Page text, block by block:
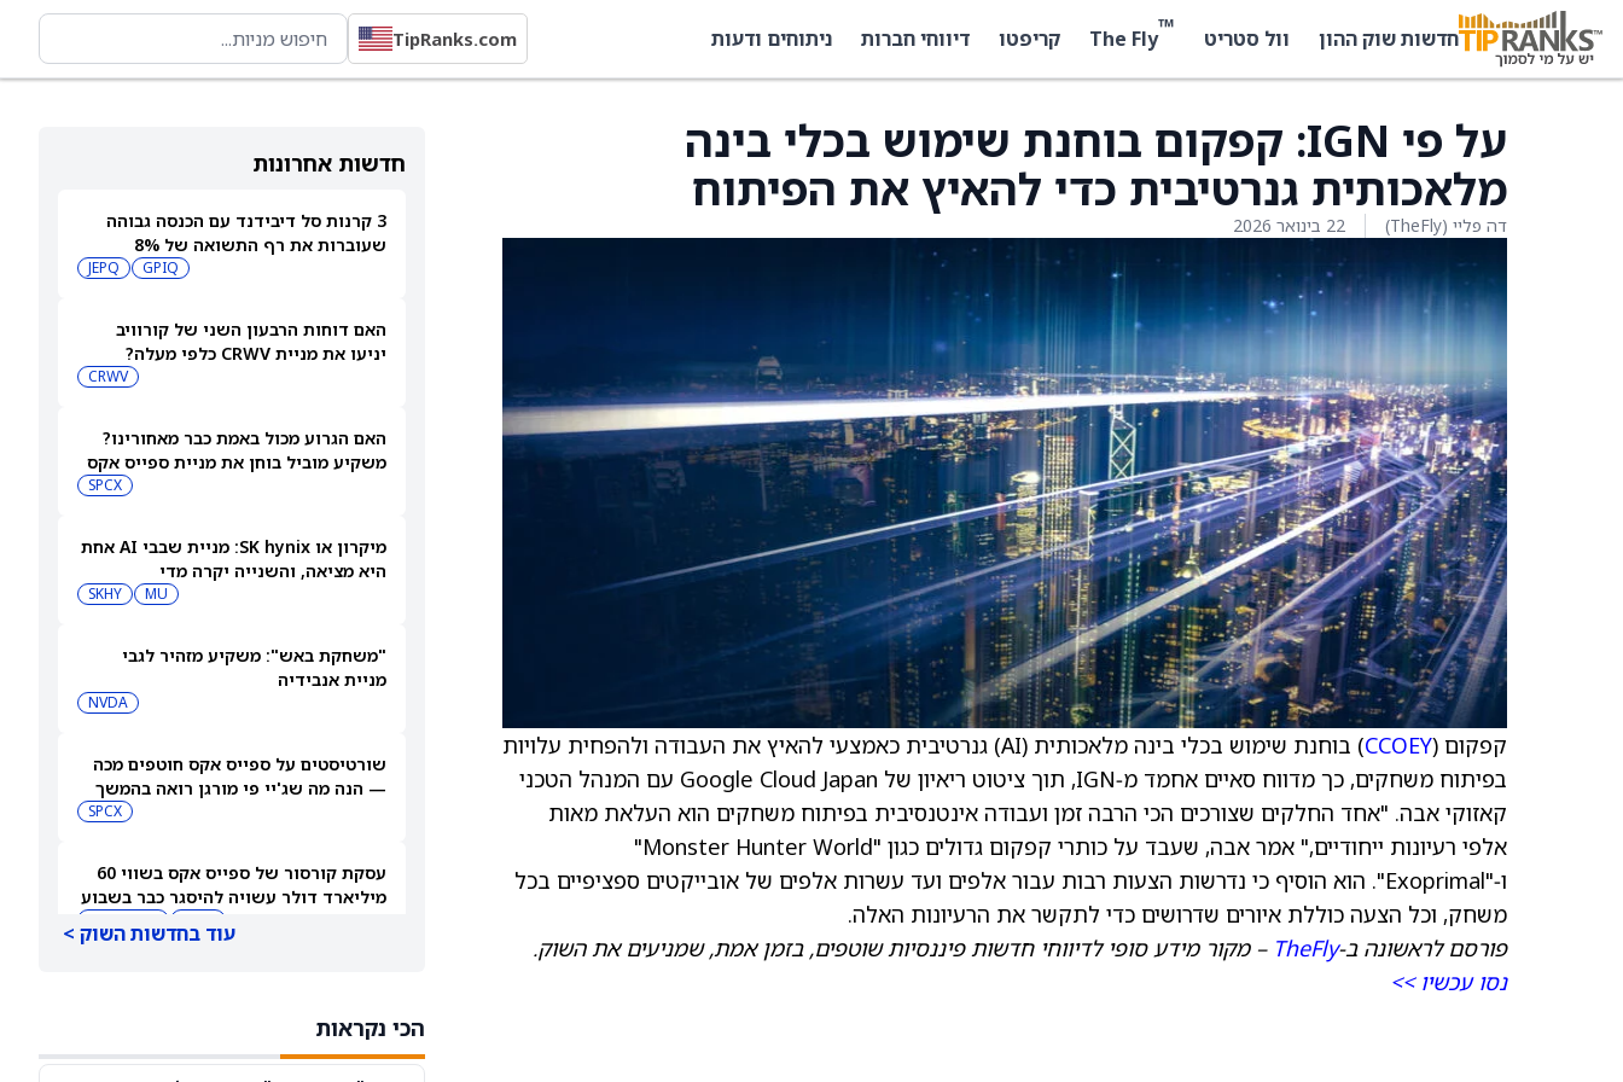
חדשות שוק ההון וול סטריט ™
The Fly קריפטו דיווחי חברות ניתוחים ודעות TipRanks.com
חדשות אחרונות
3 קרנות סל דיבידנד עם הכנסה גבוהה
שעוברות את רף התשואה של 8%
GPIQ
JEPQ
האם דוחות הרבעון השני של קורוויב
יניעו את מניית CRWV כלפי מעלה?
CRWV
האם הגרוע מכול באמת כבר מאחורינו?
משקיע מוביל בוחן את מניית ספייס אקס
SPCX
מיקרון או SK hynix: מניית שבבי AI אחת
היא מציאה, והשנייה יקרה מדי
MU
SKHY
"משחקת באש": משקיע מזהיר לגבי
מניית אנבידיה
NVDA
שורטיסטים על ספייס אקס חוטפים מכה
— הנה מה שג'יי פי מורגן רואה בהמשך
SPCX
עסקת קורסור של ספייס אקס בשווי 60
מיליארד דולר עשויה להיסגר כבר בשבוע
לטסלה
עוד בחדשות השוק >
הכי נקראות
על פי IGN: קפקום בוחנת שימוש בכלי בינה
מלאכותית גנרטיבית כדי להאיץ את הפיתוח
דה פליי (TheFly) 22 בינואר 2026
קפקום (CCOEY
) בוחנת שימוש בכלי בינה מלאכותית (AI) גנרטיבית כאמצעי להאיץ את העבודה ולהפחית עלויות
בפיתוח משחקים, כך מדווח סאיים אחמד מ‑IGN, תוך ציטוט ריאיון של Google Cloud Japan עם המנהל הטכני
קאזוקי אבה. "אחד החלקים שצורכים הכי הרבה זמן ועבודה אינטנסיבית בפיתוח משחקים הוא העלאת מאות
אלפי רעיונות ייחודיים," אמר אבה, שעבד על כותרי קפקום גדולים כגון "Monster Hunter World"
ו‑"Exoprimal". הוא הוסיף כי נדרשות הצעות רבות עבור אלפים ועד עשרות אלפים של אובייקטים ספציפיים בכל
משחק, וכל הצעה כוללת איורים שדרושים כדי לתקשר את הרעיונות האלה.
פורסם לראשונה ב‑TheFly – מקור מידע סופי לדיווחי חדשות פיננסיות שוטפים, בזמן אמת, שמניעים את השוק.
נסו עכשיו >>